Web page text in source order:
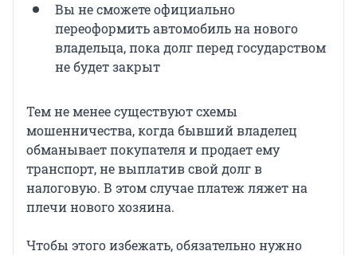
Вы не сможете официально
переоформить автомобиль на нового
владельца, пока долг перед государством
не будет закрыт
Тем не менее существуют схемы
мошенничества, когда бывший владелец
обманывает покупателя и продает ему
транспорт, не выплатив свой долг в
налоговую. В этом случае платеж ляжет на
плечи нового хозяина.
Чтобы этого избежать, обязательно нужно